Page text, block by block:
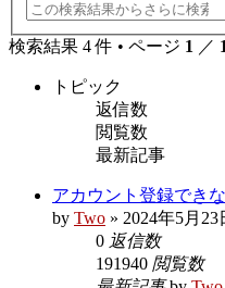
検索結果 4 件 • ページ 1 ／ 1
トピック
返信数
閲覧数
最新記事
アカウント登録でき
by Two » 2024年5月23
0 返信数
191940 閲覧数